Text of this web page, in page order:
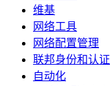
维基
网络工具
网络配置管理
联邦身份和认证
自动化